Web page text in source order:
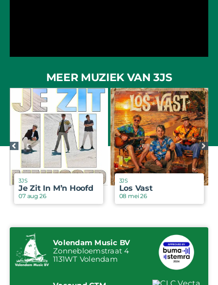
MEER MUZIEK VAN 3JS
3JS
Je Zit In M’n Hoofd
07 aug 26
3JS
Los Vast
08 mei 26
Volendam Music BV
Zonnebloemstraat 4
1131WT Volendam